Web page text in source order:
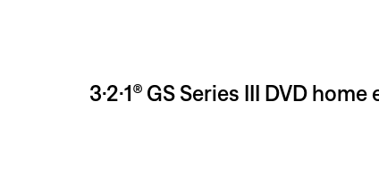
3·2·1® GS Series III DVD